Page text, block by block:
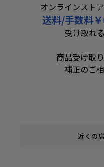
オンラインスト
送料/手数料
受け取れ
商品受け取
補正のご
近くの